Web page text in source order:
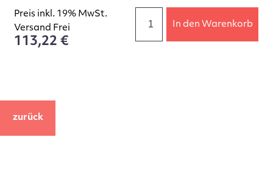
Preis inkl. 19% MwSt.
Versand Frei
113,22 €
In den Warenkorb
zurück